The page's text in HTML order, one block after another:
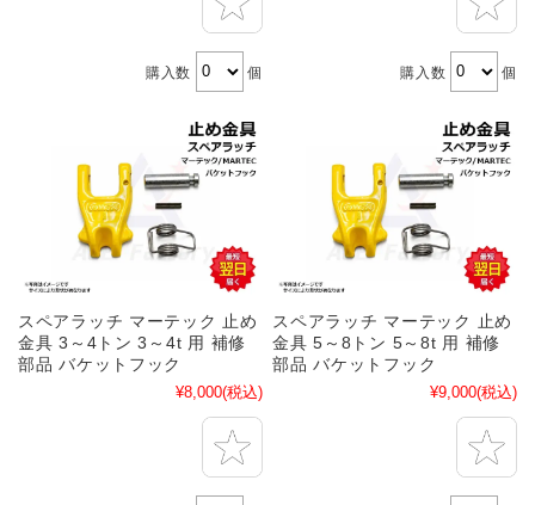
購入数 個 購入数 個
スペアラッチ マーテック 止め
金具 3～4トン 3～4t 用 補修
部品 バケットフック
¥8,000(税込)
スペアラッチ マーテック 止め
金具 5～8トン 5～8t 用 補修
部品 バケットフック
¥9,000(税込)